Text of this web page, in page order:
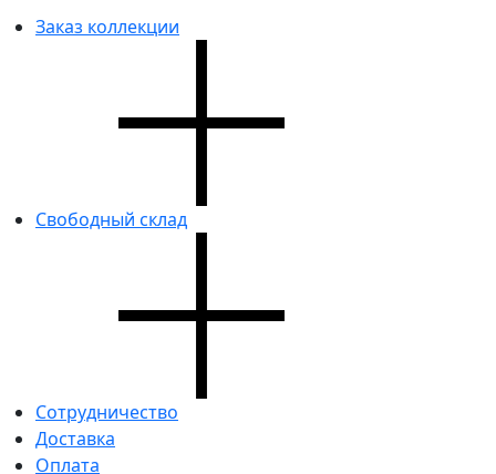
Заказ коллекции
Свободный склад
Сотрудничество
Доставка
Оплата